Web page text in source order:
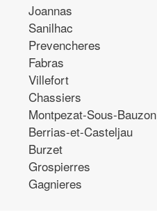
Joannas
Sanilhac
Prevencheres
Fabras
Villefort
Chassiers
Montpezat-Sous-Bauzon
Berrias-et-Casteljau
Burzet
Grospierres
Gagnieres